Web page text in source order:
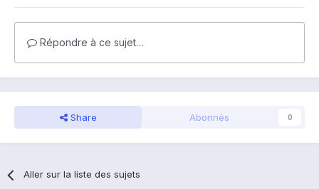
Répondre à ce sujet…
Share Abonnés 0
Aller sur la liste des sujets